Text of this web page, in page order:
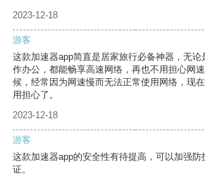
2023-12-18
游客
这款加速器app简直是居家旅行必备神器，无
作办公，都能畅享高速网络，再也不用担心网
候，经常因为网速慢而无法正常使用网络，现
用担心了。
2023-12-18
游客
这款加速器app的安全性有待提高，可以加强
证。